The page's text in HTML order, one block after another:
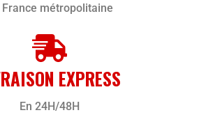
France métropolitaine
EXPRESS
En 24H/48H